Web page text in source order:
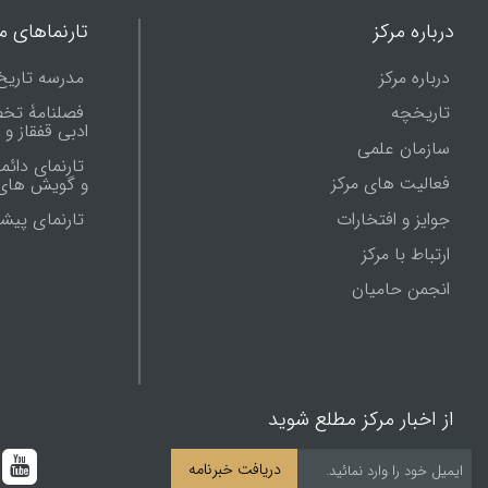
درباره مرکز
درباره مرکز
تاریخچه
سازمان علمی
فعالیت های مرکز
جوایز و افتخارات
ارتباط با مرکز
انجمن حامیان
تارنماهای
مدرسه
فصلنامۀ
ادبی قفقاز
تارنمای
و گویش های
تارنماى
از اخبار مرکز مطلع شوید
دریافت خبرنامه